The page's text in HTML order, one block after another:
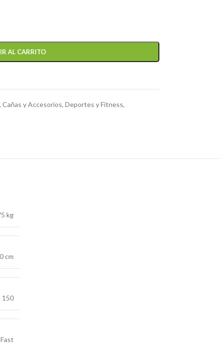
AL CARRITO
, Cañas y Accesorios, Deportes y Fitness,
kg
cm
150